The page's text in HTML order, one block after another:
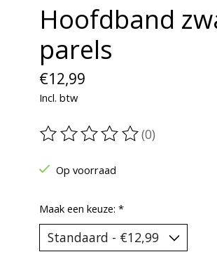
Hoofdband
parels
€12,99
Incl. btw
De beoordeling van dit
(0)
Op voorraad
Maak een keuze: *